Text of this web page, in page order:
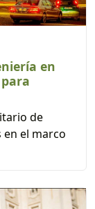
en
de
en el marco